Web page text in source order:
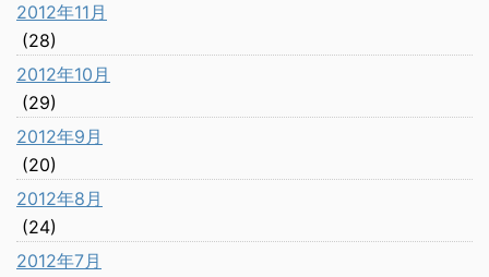
2012年11月
(28)
2012年10月
(29)
2012年9月
(20)
2012年8月
(24)
2012年7月